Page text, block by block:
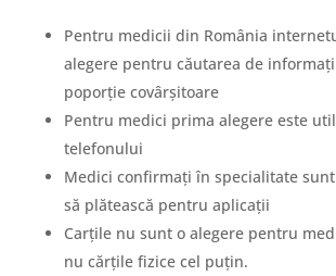
Pentru medicii din România
alegere pentru căutarea de
poporție covârșitoare
Pentru medici prima alegere este
telefonului
Medici confirmați în specialitate
să plătească pentru aplicații
Carțile nu sunt o alegere pentru
nu cărțile fizice cel puțin.